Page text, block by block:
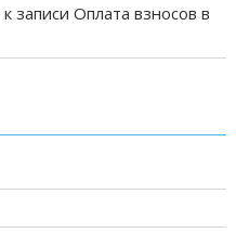
к записиОплата взносов в